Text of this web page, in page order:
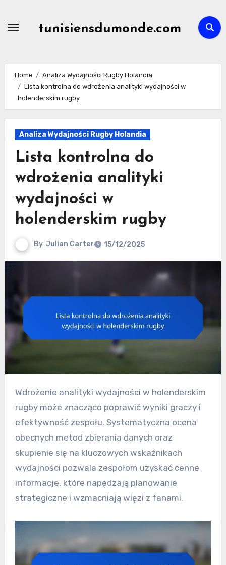
tunisiensdumonde.com
Home
Analiza Wydajności Rugby Holandia
Lista kontrolna do wdrożenia analityki wydajności w
holenderskim rugby
Analiza Wydajności Rugby Holandia
Lista kontrolna do
wdrożenia analityki
wydajności w
holenderskim rugby
By Julian Carter 15/12/2025
Wdrożenie analityki wydajności w holenderskim
rugby może znacząco poprawić wyniki graczy i
efektywność zespołu. Systematyczna ocena
obecnych metod zbierania danych oraz
skupienie się na kluczowych wskaźnikach
wydajności pozwala zespołom uzyskać cenne
informacje, które napędzają planowanie
strategiczne i wzmacniają więzi z fanami.